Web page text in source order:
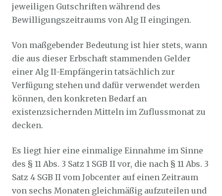
jeweiligen Gutschriften während des
Bewilligungszeitraums von Alg II eingingen.
Von maßgebender Bedeutung ist hier stets, wann
die aus dieser Erbschaft stammenden Gelder
einer Alg II-Empfängerin tatsächlich zur
Verfügung stehen und dafür verwendet werden
können, den konkreten Bedarf an
existenzsichernden Mitteln im Zuflussmonat zu
decken.
Es liegt hier eine einmalige Einnahme im Sinne
des § 11 Abs. 3 Satz 1 SGB II vor, die nach § 11 Abs. 3
Satz 4 SGB II vom Jobcenter auf einen Zeitraum
von sechs Monaten gleichmäßig aufzuteilen und